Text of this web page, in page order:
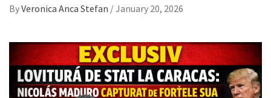
ByVeronica Anca Stefan /January 20, 2026